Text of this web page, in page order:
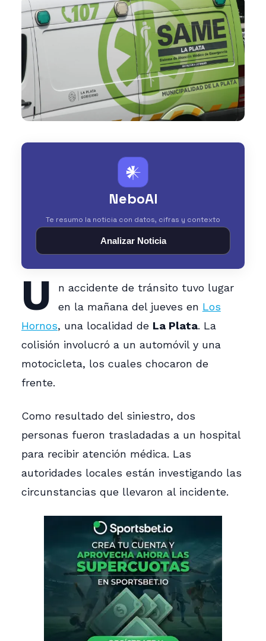
𒀭
NeboAI
Te resumo la noticia con datos, cifras y contexto
Analizar Noticia
U
n accidente de tránsito tuvo lugar
en la mañana del jueves en Los
Hornos, una localidad de La Plata. La
colisión involucró a un automóvil y una
motocicleta, los cuales chocaron de
frente.
Como resultado del siniestro, dos
personas fueron trasladadas a un hospital
para recibir atención médica. Las
autoridades locales están investigando las
circunstancias que llevaron al incidente.